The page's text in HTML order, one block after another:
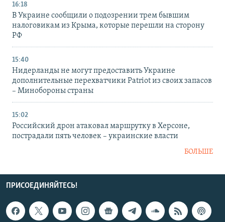
16:18
В Украине сообщили о подозрении трем бывшим
налоговикам из Крыма, которые перешли на сторону
РФ
15:40
Нидерланды не могут предоставить Украине
дополнительные перехватчики Patriot из своих запасов
– Минобороны страны
15:02
Российский дрон атаковал маршрутку в Херсоне,
пострадали пять человек – украинские власти
БОЛЬШЕ
ПРИСОЕДИНЯЙТЕСЬ!